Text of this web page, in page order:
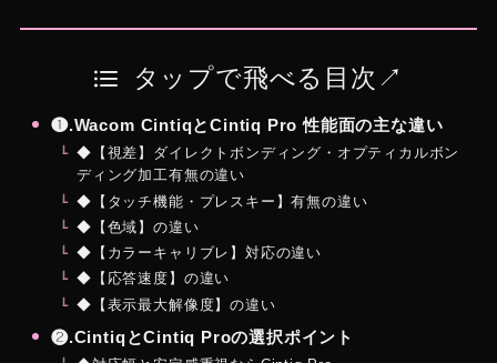
タップで飛べる目次↗︎
❶.Wacom CintiqとCintiq Pro 性能面の主な違い
◆【視差】ダイレクトボンディング・オプティカルボン
ディング加工有無の違い
◆【タッチ機能・プレスキー】有無の違い
◆【色域】の違い
◆【カラーキャリブレ】対応の違い
◆【応答速度】の違い
◆【表示最大解像度】の違い
❷.CintiqとCintiq Proの選択ポイント